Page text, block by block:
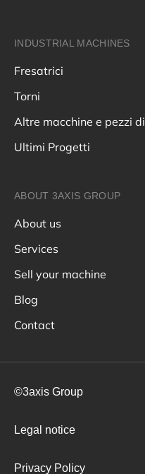
INDUSTRIAL MACHINES
Fresatrici
Torni
Altre macchine e pezzi
Ultimi Progetti
ABOUT 3AXIS GROUP
About us
Services
Sell your machine
Blog
Contact
©3axis Group
Legal notice
Privacy Policy